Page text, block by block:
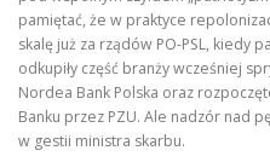
pamiętać, że w praktyce
skalę już za rządów PO-PSL, kiedy
odkupiły część branży wcześniej
Nordea Bank Polska oraz
Banku przez PZU. Ale nadzór nad
w gestii ministra skarbu.